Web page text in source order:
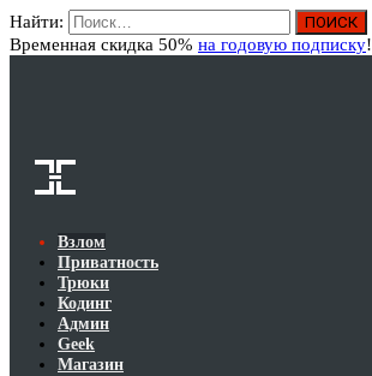
Найти:
Временная скидка 50% на годовую подписку!
Взлом
Приватность
Трюки
Кодинг
Админ
Geek
Магазин